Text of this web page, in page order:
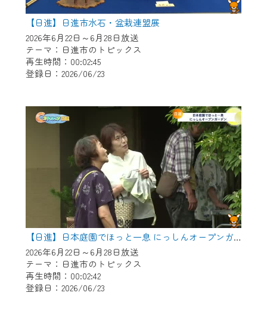
【日進】日進市水石・盆栽連盟展
2026年6月22日～6月28日放送
テーマ：日進市のトピックス
再生時間：00:02:45
登録日：2026/06/23
【日進】日本庭園でほっと一息 にっしんオープンガーデン
2026年6月22日～6月28日放送
テーマ：日進市のトピックス
再生時間：00:02:42
登録日：2026/06/23
＜メンテナンス情報＞
CCNetWebTVのリニューアルにともないメ
ンテナンス作業を予定しています。
作業の間は、CCNetWebTVの画面が「メン
テナンス中」になり、ご利用いただけませ
ご不便をおかけいたしますが、ご了承の程
よろしくお願いいたします。